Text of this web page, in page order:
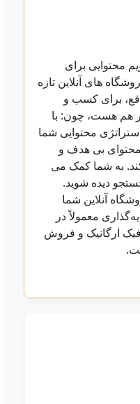
محتوایی برای
های آنلاین تازه‌
برای کسب و
هم هست، چون: با
محتوایی شما
محتوای بی‌ هدف و
به شما کمک می‌
دیده شوید.
آنلاین شما
معمولاً در
ارگانیک و فروش